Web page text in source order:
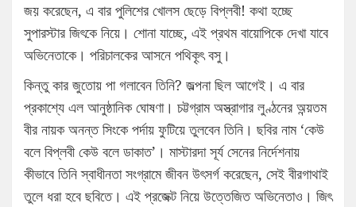
জয় করেছেন, এ বার পুলিশের খোলস ছেড়ে বিপ্লবী! কথা হচ্ছে
সুপারস্টার জিৎকে নিয়ে। শোনা যাচ্ছে, এই প্রথম বায়োপিকে দেখা যাবে
অভিনেতাকে। পরিচালকের আসনে পথিকৃ্ৎ বসু।
কিন্তু কার জুতোয় পা গলাবেন তিনি? জল্পনা ছিল আগেই। এ বার
প্রকাশ্যে এল আনুষ্ঠানিক ঘোষণা। চট্টগ্রাম অস্ত্রাগার লুণ্ঠনের অন্য়তম
বীর নায়ক অনন্ত সিংকে পর্দায় ফুটিয়ে তুলবেন তিনি। ছবির নাম ‘কেউ
বলে বিপ্লবী কেউ বলে ডাকাত’। মাস্টারদা সূর্য সেনের নির্দেশনায়
কীভাবে তিনি স্বাধীনতা সংগ্রামে জীবন উৎসর্গ করেছেন, সেই বীরগাথাই
তুলে ধরা হবে ছবিতে। এই প্রজেক্ট নিয়ে উত্তেজিত অভিনেতাও। জিৎ